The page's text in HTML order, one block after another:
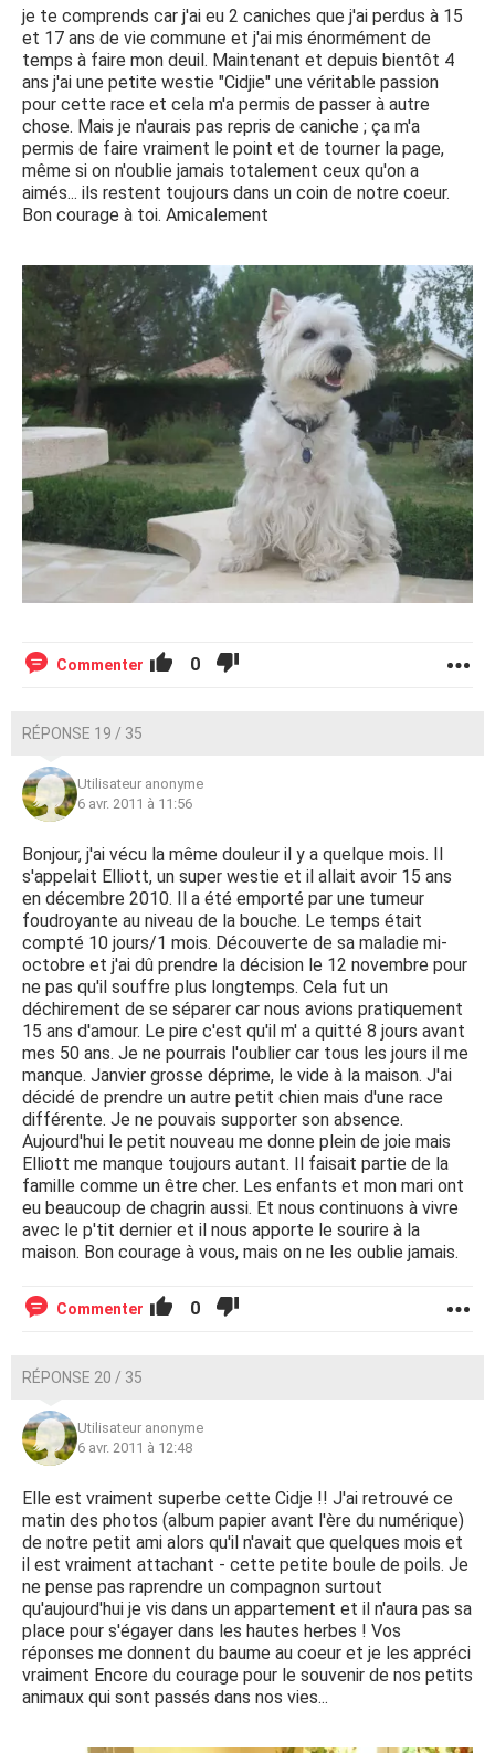
je te comprends car j'ai eu 2 caniches que j'ai perdus à 15
et 17 ans de vie commune et j'ai mis énormément de
temps à faire mon deuil. Maintenant et depuis bientôt 4
ans j'ai une petite westie "Cidjie" une véritable passion
pour cette race et cela m'a permis de passer à autre
chose. Mais je n'aurais pas repris de caniche ; ça m'a
permis de faire vraiment le point et de tourner la page,
même si on n'oublie jamais totalement ceux qu'on a
aimés... ils restent toujours dans un coin de notre coeur.
Bon courage à toi. Amicalement
Commenter 0
RÉPONSE 19 / 35
Utilisateur anonyme
6 avr. 2011 à 11:56
Bonjour, j'ai vécu la même douleur il y a quelque mois. Il
s'appelait Elliott, un super westie et il allait avoir 15 ans
en décembre 2010. Il a été emporté par une tumeur
foudroyante au niveau de la bouche. Le temps était
compté 10 jours/1 mois. Découverte de sa maladie mi-
octobre et j'ai dû prendre la décision le 12 novembre pour
ne pas qu'il souffre plus longtemps. Cela fut un
déchirement de se séparer car nous avions pratiquement
15 ans d'amour. Le pire c'est qu'il m' a quitté 8 jours avant
mes 50 ans. Je ne pourrais l'oublier car tous les jours il me
manque. Janvier grosse déprime, le vide à la maison. J'ai
décidé de prendre un autre petit chien mais d'une race
différente. Je ne pouvais supporter son absence.
Aujourd'hui le petit nouveau me donne plein de joie mais
Elliott me manque toujours autant. Il faisait partie de la
famille comme un être cher. Les enfants et mon mari ont
eu beaucoup de chagrin aussi. Et nous continuons à vivre
avec le p'tit dernier et il nous apporte le sourire à la
maison. Bon courage à vous, mais on ne les oublie jamais.
Commenter 0
RÉPONSE 20 / 35
Utilisateur anonyme
6 avr. 2011 à 12:48
Elle est vraiment superbe cette Cidje !! J'ai retrouvé ce
matin des photos (album papier avant l'ère du numérique)
de notre petit ami alors qu'il n'avait que quelques mois et
il est vraiment attachant - cette petite boule de poils. Je
ne pense pas raprendre un compagnon surtout
qu'aujourd'hui je vis dans un appartement et il n'aura pas sa
place pour s'égayer dans les hautes herbes ! Vos
réponses me donnent du baume au coeur et je les appréci
vraiment Encore du courage pour le souvenir de nos petits
animaux qui sont passés dans nos vies...